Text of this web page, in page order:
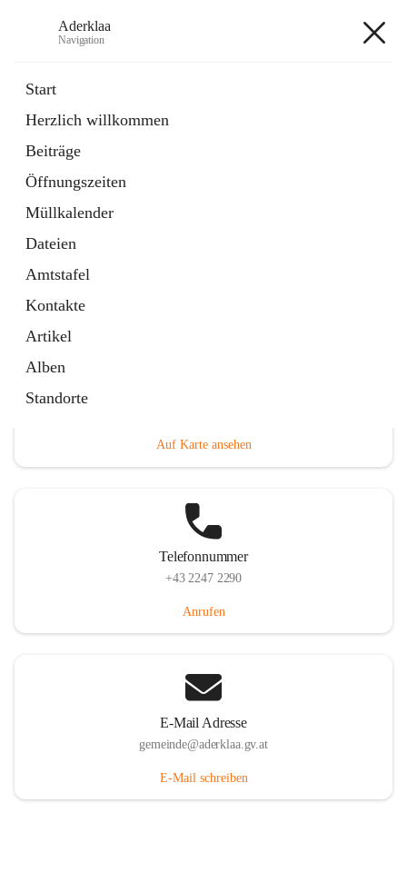
Aderklaa
Navigation
Start
Herzlich willkommen
Beiträge
Öffnungszeiten
Müllkalender
Dateien
Amtstafel
Kontakte
Artikel
Alben
Standorte
6 Schnellzugriffe
Gemeinde
3 Schnellzugriffe
Auf Karte ansehen
Telefonnummer
+43 2247 2290
Anrufen
E-Mail Adresse
gemeinde@aderklaa.gv.at
E-Mail schreiben